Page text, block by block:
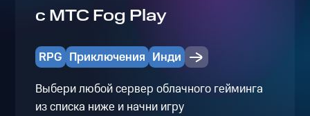
с МТС Fog Play
RPG Приключения Инди
Выбери любой сервер облачного гейминга
из списка ниже и начни игру